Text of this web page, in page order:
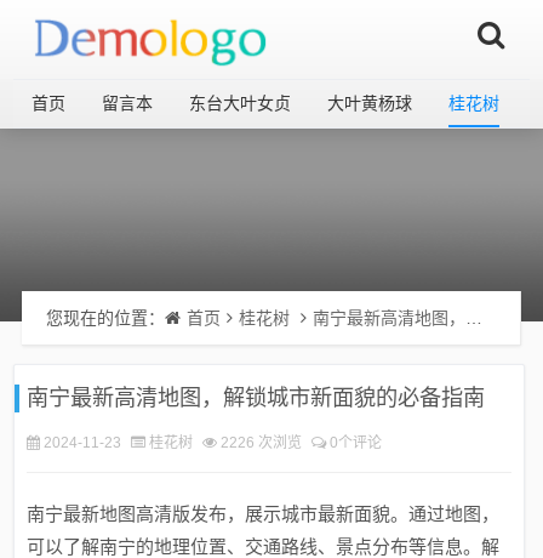
首页 留言本 东台大叶女贞 大叶黄杨球 桂花树
您现在的位置： 首页 桂花树 南宁最新高清地图，解锁城市新面貌的必备指南
南宁最新高清地图，解锁城市新面貌的必备指南
2024-11-23 桂花树 2226 次浏览 0个评论
南宁最新地图高清版发布，展示城市最新面貌。通过地图，
可以了解南宁的地理位置、交通路线、景点分布等信息。解